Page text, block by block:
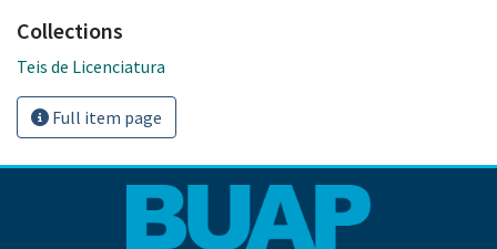
Collections
Teis de Licenciatura
Full item page